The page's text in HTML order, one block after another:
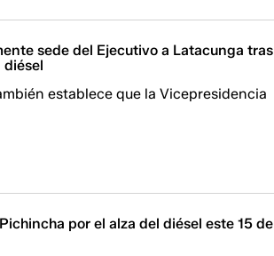
sede del Ejecutivo a Latacunga tras
diésel
establece que la Vicepresidencia
por el alza del diésel este 15 de